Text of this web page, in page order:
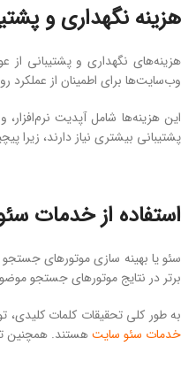
هزینه نگهداری و
هزینه‌های نگهداری و پشتیبانی
وب‌سایت‌ها برای اطمینان از عملکرد
این هزینه‌ها شامل آپدیت
پشتیبانی بیشتری نیاز دارند،
استفاده از خدمات
سئو یا بهینه سازی موتورهای
برتر در نتایج موتورهای جستجو
به طور کلی تحقیقات کلمات کلیدی،
خدمات سئو سایتهستند. همچنین